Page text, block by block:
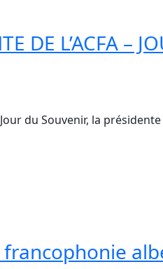
DE L’ACFA –
du Souvenir, la présidente
francophonie